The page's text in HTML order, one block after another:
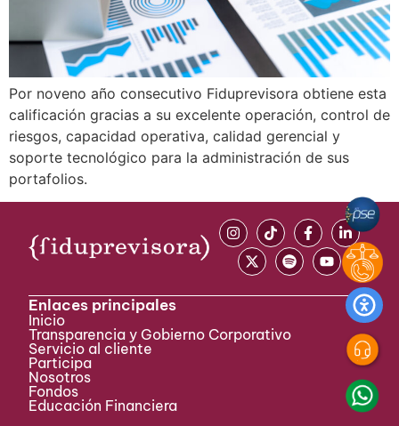
Por noveno año consecutivo Fiduprevisora obtiene esta
calificación gracias a su excelente operación, control de
riesgos, capacidad operativa, calidad gerencial y
soporte tecnológico para la administración de sus
portafolios.
Enlaces principales
Inicio
Transparencia y Gobierno Corporativo
Servicio al cliente
Participa ​
Nosotros
Fondos
Educación Financiera